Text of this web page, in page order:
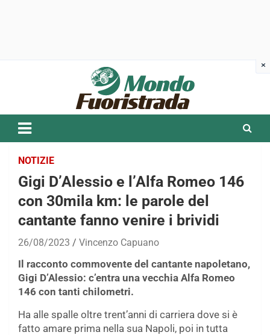
NOTIZIE
Gigi D’Alessio e l’Alfa Romeo 146
con 30mila km: le parole del
cantante fanno venire i brividi
26/08/2023 Vincenzo Capuano
Il racconto commovente del cantante napoletano,
Gigi D’Alessio: c’entra una vecchia Alfa Romeo
146 con tanti chilometri.
Ha alle spalle oltre trent’anni di carriera dove si è
fatto amare prima nella sua Napoli, poi in tutta